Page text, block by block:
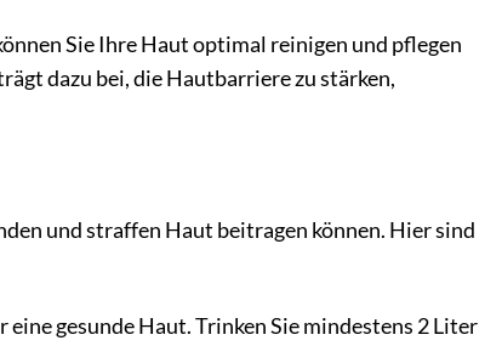
Sie Ihre Haut optimal reinigen und pflegen
dazu bei, die Hautbarriere zu stärken,
und straffen Haut beitragen können. Hier sind
gesunde Haut. Trinken Sie mindestens 2 Liter